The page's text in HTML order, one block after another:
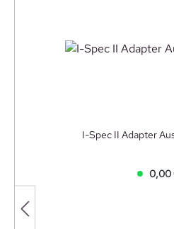
I-Spec II Adapter
0,00